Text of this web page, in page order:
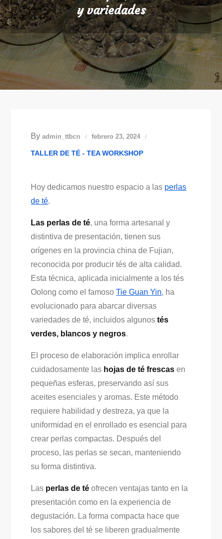
y variedades
Byadmin_ttbcn febrero 23, 2024
TALLER DE TÉ - TEA WORKSHOP
Hoy dedicamos nuestro espacio a las perlas
de té.
Las perlas de té, una forma artesanal y
distintiva de presentación, tienen sus
orígenes en la provincia china de Fujian,
reconocida por producir tés de alta calidad.
Esta técnica, aplicada inicialmente a los tés
Oolong como el famosoTie Guan Yin, ha
evolucionado para abarcar diversas
variedades de té, incluidos algunostés
verdes, blancos y negros.
El proceso de elaboración implica enrollar
cuidadosamente las hojas de té frescas en
pequeñas esferas, preservando así sus
aceites esenciales y aromas. Este método
requiere habilidad y destreza, ya que la
uniformidad en el enrollado es esencial para
crear perlas compactas. Después del
proceso, las perlas se secan, manteniendo
su forma distintiva.
Las perlas de té ofrecen ventajas tanto en la
presentación como en la experiencia de
degustación. La forma compacta hace que
los sabores del té se liberen gradualmente